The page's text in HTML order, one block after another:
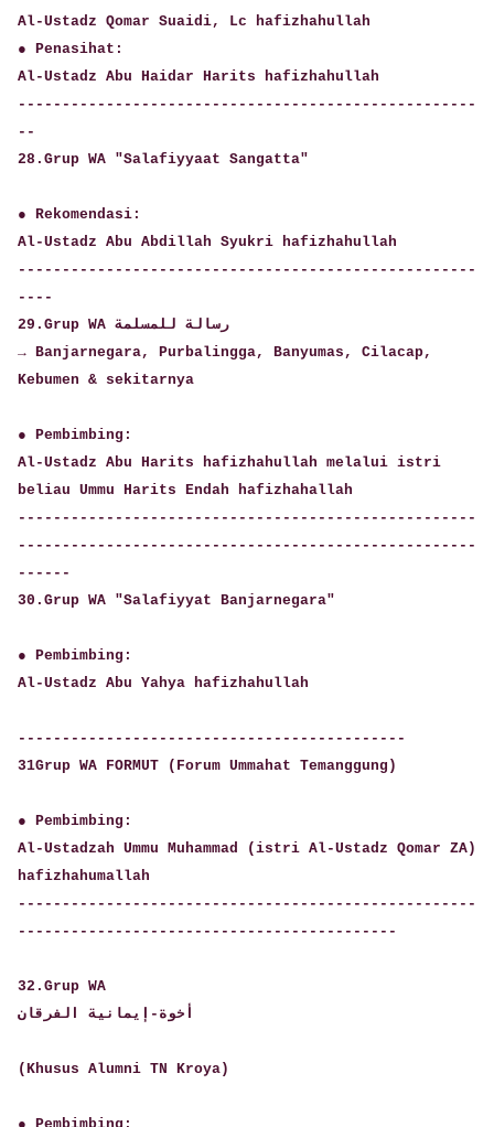
Al-Ustadz Qomar Suaidi, Lc hafizhahullah
● Penasihat:
Al-Ustadz Abu Haidar Harits hafizhahullah
----------------------------------------------------
--
28.Grup WA "Salafiyyaat Sangatta"
● Rekomendasi:
Al-Ustadz Abu Abdillah Syukri hafizhahullah
----------------------------------------------------
----
29.Grup WA رسالة للمسلمة
→ Banjarnegara, Purbalingga, Banyumas, Cilacap,
Kebumen & sekitarnya
● Pembimbing:
Al-Ustadz Abu Harits hafizhahullah melalui istri
beliau Ummu Harits Endah hafizhahallah
----------------------------------------------------
----------------------------------------------------
------
30.Grup WA "Salafiyyat Banjarnegara"
● Pembimbing:
Al-Ustadz Abu Yahya hafizhahullah
--------------------------------------------
31Grup WA FORMUT (Forum Ummahat Temanggung)
● Pembimbing:
Al-Ustadzah Ummu Muhammad (istri Al-Ustadz Qomar ZA)
hafizhahumallah
----------------------------------------------------
-------------------------------------------
32.Grup WA
أخوة-إيمانية الفرقان
(Khusus Alumni TN Kroya)